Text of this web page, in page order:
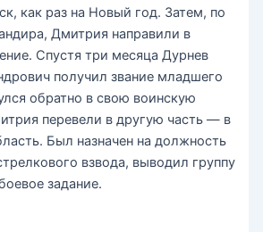
как раз на Новый год. Затем, по
Дмитрия направили в
Спустя три месяца Дурнев
получил звание младшего
обратно в свою воинскую
перевели в другую часть — в
Был назначен на должность
взвода, выводил группу
задание.